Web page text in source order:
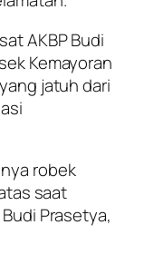
AKBP Budi
Kemayoran
jatuh dari
robek
saat
Prasetya,